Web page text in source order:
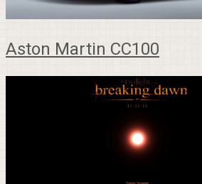
Aston Martin CC100